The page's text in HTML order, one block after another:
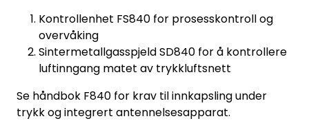
Kontrollenhet FS840 for prosesskontroll og
overvåking
Sintermetallgasspjeld SD840 for å kontrollere
luftinngang matet av trykkluftsnett
Se håndbok F840 for krav til innkapsling under
trykk og integrert antennelsesapparat.